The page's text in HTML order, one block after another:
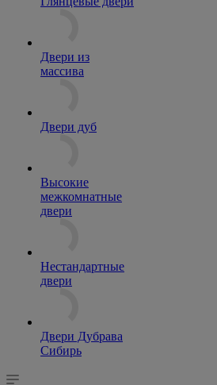
Двери из
массива
Двери дуб
Высокие
межкомнатные
двери
Нестандартные
двери
Двери Дубрава
Сибирь